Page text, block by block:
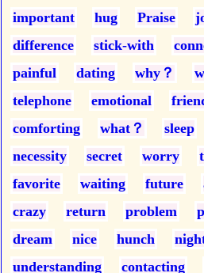
important
hug Praise
difference
stick-with
painful
dating why？
telephone
emotional
comforting
what？ sleep
necessity
secret worry
favorite
waiting future
crazy
return problem
dream
nice hunch
understanding
contacting